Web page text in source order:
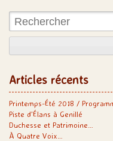
Rechercher:
Articles récents
Printemps-Été 2018 /
Piste d’Élans à Genillé
Duchesse et Patrimoine…
À Quatre Voix…